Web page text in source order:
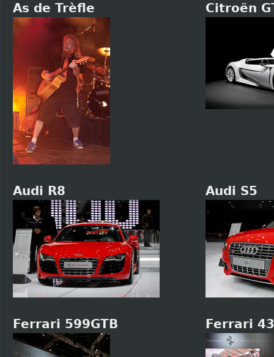
As de Trèfle Citroën
Audi R8 Audi S5
Ferrari 599GTB Ferrari